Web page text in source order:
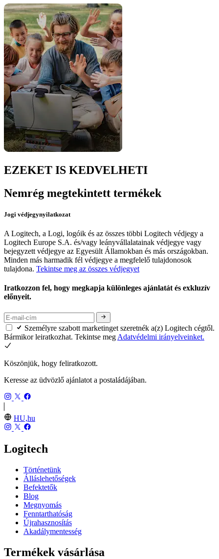
EZEKET IS KEDVELHETI
Nemrég megtekintett termékek
Jogi védjegynyilatkozat
A Logitech, a Logi, logóik és az összes többi Logitech védjegy a
Logitech Europe S.A. és/vagy leányvállalatainak védjegye vagy
bejegyzett védjegye az Egyesült Államokban és más országokban.
Minden más harmadik fél védjegye a megfelelő tulajdonosok
tulajdona. Tekintse meg az összes védjegyet
Iratkozzon fel, hogy megkapja különleges ajánlatát és exkluzív
előnyeit.
Személyre szabott marketinget szeretnék a(z) Logitech cégtől.
Bármikor leiratkozhat. Tekintse meg Adatvédelmi irányelveinket.
Köszönjük, hogy feliratkozott.
Keresse az üdvözlő ajánlatot a postaládájában.
HU,hu
Logitech
Történetünk
Álláslehetőségek
Befektetők
Blog
Megnyomás
Fenntarthatóság
Újrahasznosítás
Akadálymentesség
Termékek vásárlása